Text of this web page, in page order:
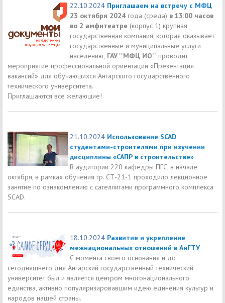
22.10.2024 Приглашаем на встречу с МФЦ
23 октября 2024 года (среда) в 13:00 часов
во 2 амфитеатре (корпус 1) крупная
государственная компания, которая оказывает
государственные и муниципальные услуги
населению, ГАУ ''МФЦ ИО'' проводит
мероприятие профессиональной ориентации «Презентация
вакансий» для обучающихся Ангарского государственного
технического университета.
Приглашаются все желающие!
21.10.2024 Использование SCAD
студентами-строителями при изучении
дисциплины «САПР в строительстве»
В аудитории 220 кафедры ПГС, в начале
октября, в рамках обучения гр. СТ-21-1 проходило лекционное
занятие по ознакомлению с сателлитами программного комплекса
SCAD.
18.10.2024 Развитие и укрепление
межнациональных отношений в АнГТУ
С момента своего основания и до
сегодняшнего дня Ангарский государственный технический
университет был и является центром многонационального
единства, активно популяризировавшим идею единения культур и
народов нашей страны.